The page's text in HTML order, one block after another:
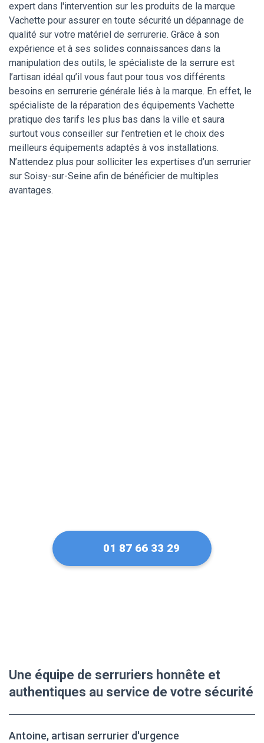
expert dans l'intervention sur les produits de la marque
Vachette pour assurer en toute sécurité un dépannage de
qualité sur votre matériel de serrurerie. Grâce à son
expérience et à ses solides connaissances dans la
manipulation des outils, le spécialiste de la serrure est
l’artisan idéal qu’il vous faut pour tous vos différents
besoins en serrurerie générale liés à la marque. En effet, le
spécialiste de la réparation des équipements Vachette
pratique des tarifs les plus bas dans la ville et saura
surtout vous conseiller sur l’entretien et le choix des
meilleurs équipements adaptés à vos installations.
N’attendez plus pour solliciter les expertises d’un serrurier
sur Soisy-sur-Seine afin de bénéficier de multiples
avantages.
01 87 66 33 29
Une équipe de serruriers honnête et
authentiques au service de votre sécurité
Antoine, artisan serrurier d'urgence